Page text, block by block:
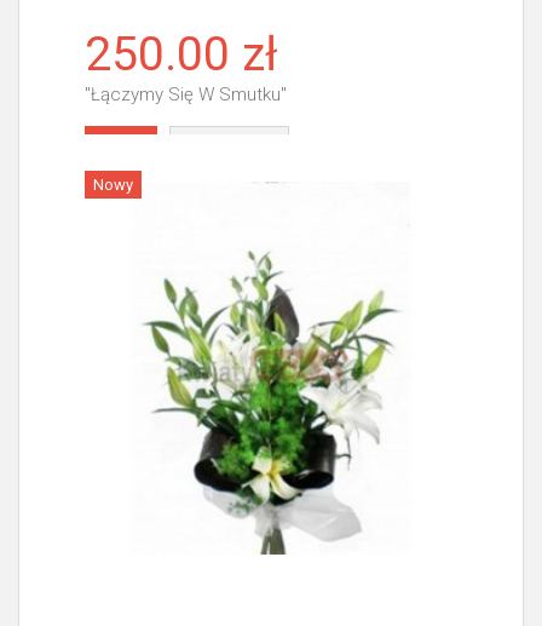
250.00 zł
"Łączymy Się W Smutku"
Nowy